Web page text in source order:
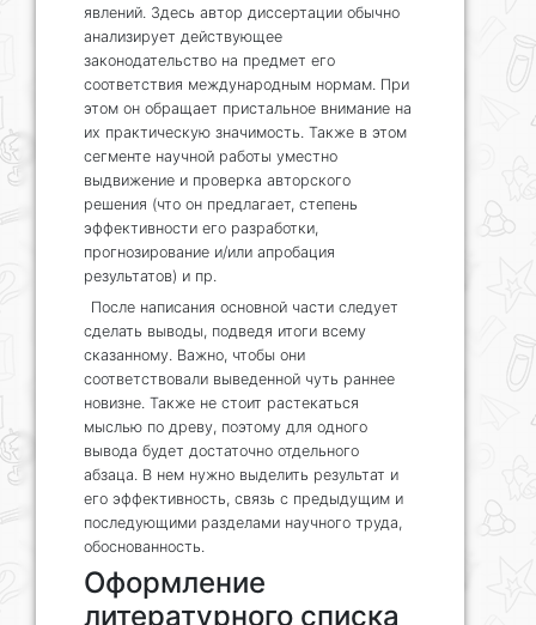
явлений. Здесь автор диссертации обычно
анализирует действующее
законодательство на предмет его
соответствия международным нормам. При
этом он обращает пристальное внимание на
их практическую значимость. Также в этом
сегменте научной работы уместно
выдвижение и проверка авторского
решения (что он предлагает, степень
эффективности его разработки,
прогнозирование и/или апробация
результатов) и пр.
После написания основной части следует
сделать выводы, подведя итоги всему
сказанному. Важно, чтобы они
соответствовали выведенной чуть раннее
новизне. Также не стоит растекаться
мыслью по древу, поэтому для одного
вывода будет достаточно отдельного
абзаца. В нем нужно выделить результат и
его эффективность, связь с предыдущим и
последующими разделами научного труда,
обоснованность.
Оформление
литературного списка